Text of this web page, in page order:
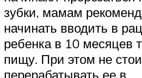
зубки, мамам
начинать вводить в
ребенка в 10 месяцев
пищу. При этом не
перерабатывать ее в